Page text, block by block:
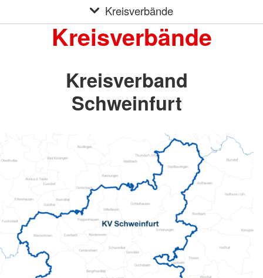
Kreisverbände
Kreisverbände
Kreisverband
Schweinfurt